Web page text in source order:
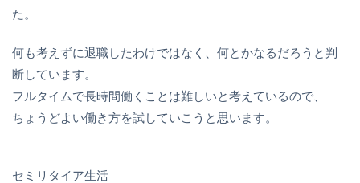
た。
何も考えずに退職したわけではなく、何とかなるだろうと判
断しています。
フルタイムで長時間働くことは難しいと考えているので、
ちょうどよい働き方を試していこうと思います。
セミリタイア生活